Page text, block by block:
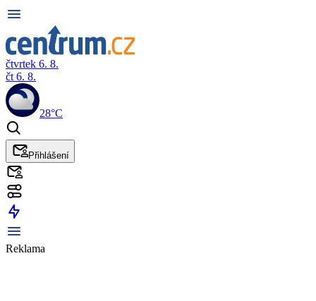
čtvrtek 6. 8.
čt 6. 8.
28°C
Přihlášení
Reklama